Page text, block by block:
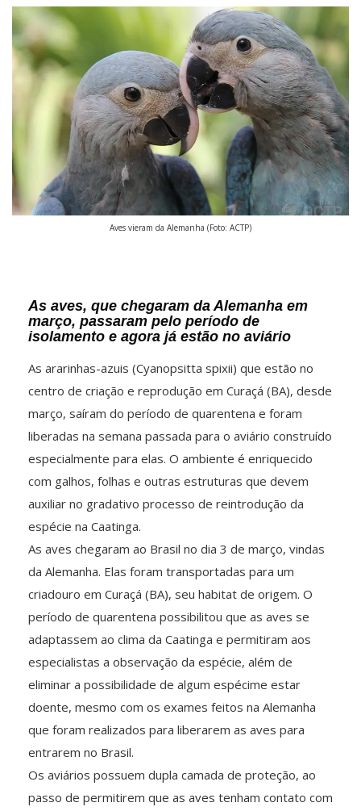
Aves vieram da Alemanha (Foto: ACTP)
As aves, que chegaram da Alemanha em
março, passaram pelo período de
isolamento e agora já estão no aviário
As ararinhas-azuis (Cyanopsitta spixii) que estão no
centro de criação e reprodução em Curaçá (BA), desde
março, saíram do período de quarentena e foram
liberadas na semana passada para o aviário construído
especialmente para elas. O ambiente é enriquecido
com galhos, folhas e outras estruturas que devem
auxiliar no gradativo processo de reintrodução da
espécie na Caatinga.
As aves chegaram ao Brasil no dia 3 de março, vindas
da Alemanha. Elas foram transportadas para um
criadouro em Curaçá (BA), seu habitat de origem. O
período de quarentena possibilitou que as aves se
adaptassem ao clima da Caatinga e permitiram aos
especialistas a observação da espécie, além de
eliminar a possibilidade de algum espécime estar
doente, mesmo com os exames feitos na Alemanha
que foram realizados para liberarem as aves para
entrarem no Brasil.
Os aviários possuem dupla camada de proteção, ao
passo de permitirem que as aves tenham contato com